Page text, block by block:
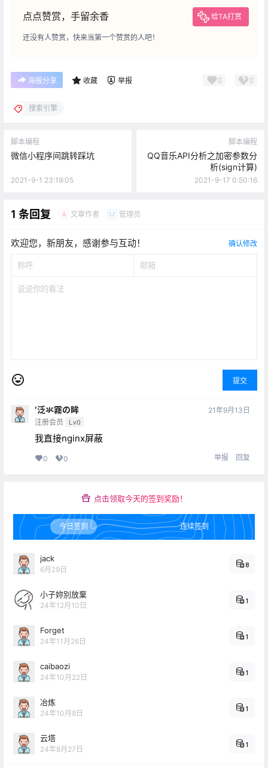
点点赞赏，手留余香 给TA打赏
还没有人赞赏，快来当第一个赞赏的人吧！
海报分享 收藏 举报 0 0
搜索引擎
脚本编程
微信小程序间跳转踩坑
2021-9-1 23:19:05
脚本编程
QQ音乐API分析之加密参数分
析(sign计算)
2021-9-17 0:50:16
1 条回复 A 文章作者 M 管理员
欢迎您，新朋友，感谢参与互动！ 确认修改
提交
′泛氺霧の眸
注册会员 Lv0
21年9月13日
我直接nginx屏蔽
0 0 举报 回复
点击领取今天的签到奖励！
今日签到 连续签到
jack
6月29日
8
小子妳別放棄
24年12月10日
1
Forget
24年11月26日
1
caibaozi
24年10月22日
1
冶炼
24年10月8日
1
云塔
24年8月27日
1